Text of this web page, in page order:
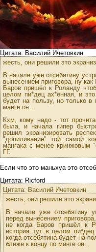
Цитата: Василий Ичетовкин
жесть, они решили это
В начале уже отсебятину
вынесением приговора, ну
Баров пришёл к Роланду
целом пи*дец ах*енная, и
будет на пользу, но только в
манге он...
Кхм, кому надо - тот
была, и начала гипер
решил экранизировать
"допиливание" той самой
мангака с менее кринжовым
ГГ.
Если что это маньхуа это
Цитата: Ricford
Цитата: Василий Ичетовкин
жесть, они решили это
В начале уже отсебятину
перед вынесением
не когда Баров пришёл к
история тут в целом
когда отсебятина будет на
ближе к концу по манге он...